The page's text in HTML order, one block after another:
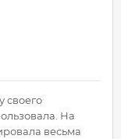
своего
На
весьма